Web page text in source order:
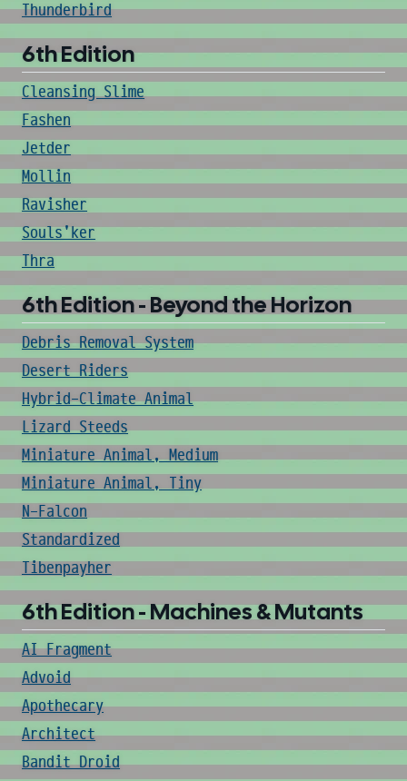
Thunderbird
6th Edition
Cleansing Slime
Fashen
Jetder
Mollin
Ravisher
Souls'ker
Thra
6th Edition - Beyond the Horizon
Debris Removal System
Desert Riders
Hybrid-Climate Animal
Lizard Steeds
Miniature Animal, Medium
Miniature Animal, Tiny
N-Falcon
Standardized
Tibenpayher
6th Edition - Machines & Mutants
AI Fragment
Advoid
Apothecary
Architect
Bandit Droid